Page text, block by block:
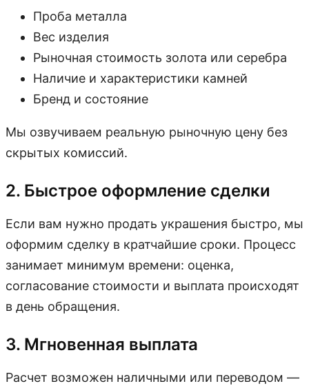
Проба металла
Вес изделия
Рыночная стоимость золота или серебра
Наличие и характеристики камней
Бренд и состояние
Мы озвучиваем реальную рыночную цену без
скрытых комиссий.
2. Быстрое оформление сделки
Если вам нужно продать украшения быстро, мы
оформим сделку в кратчайшие сроки. Процесс
занимает минимум времени: оценка,
согласование стоимости и выплата происходят
в день обращения.
3. Мгновенная выплата
Расчет возможен наличными или переводом —